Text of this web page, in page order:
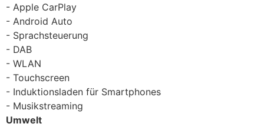
Apple CarPlay
Android Auto
Sprachsteuerung
DAB
WLAN
Touchscreen
Induktionsladen für Smartphones
Musikstreaming
Umwelt